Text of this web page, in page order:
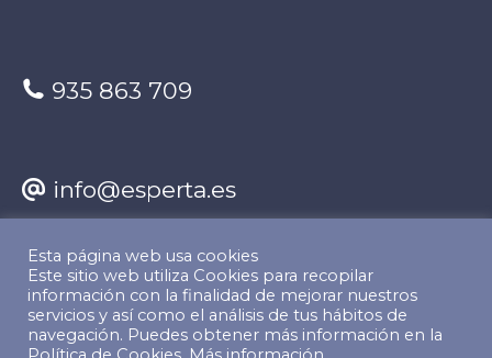
935 863 709
info@esperta.es
Encuéntranos en:
Facebook
X
YouTubeLinkedin
Esta página web usa cookies
Este sitio web utiliza Cookies para recopilar
información con la finalidad de mejorar nuestros
servicios y así como el análisis de tus hábitos de
navegación. Puedes obtener más información en la